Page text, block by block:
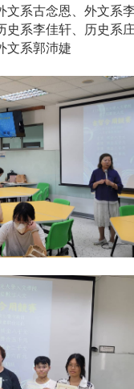
文系古念恩、外文系
史系李佳轩、历史系
文系郭沛婕